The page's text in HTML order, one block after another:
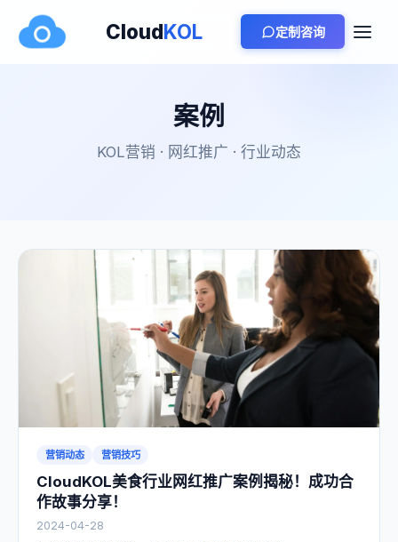
CloudKOL 定制咨询
案例
KOL营销 · 网红推广 · 行业动态
营销动态 营销技巧
CloudKOL美食行业网红推广案例揭秘！成功合
作故事分享！
2024-04-28